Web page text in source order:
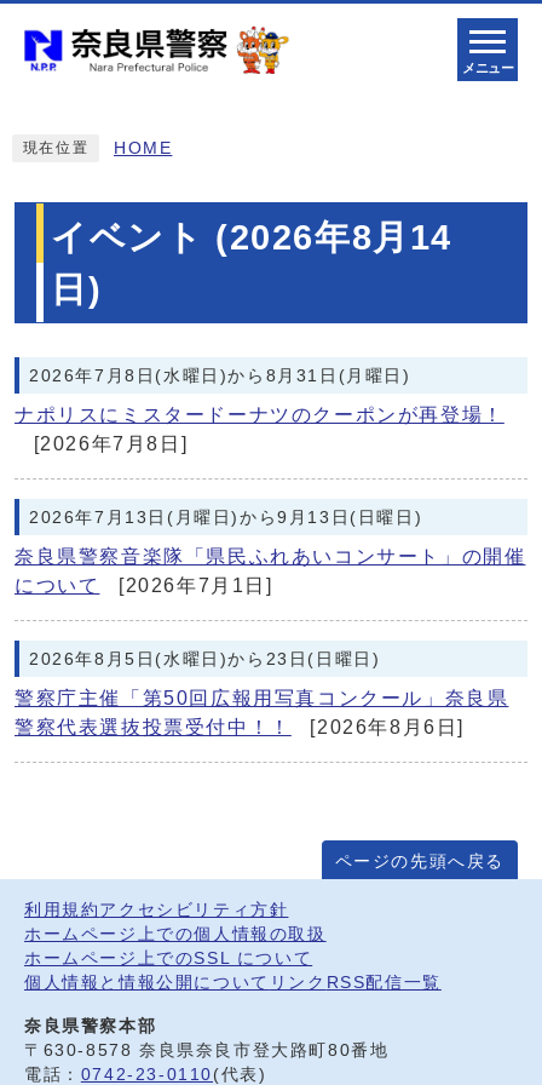
メニュー
現在位置 HOME
イベント (2026年8月14
日)
2026年7月8日(水曜日)から8月31日(月曜日)
ナポリスにミスタードーナツのクーポンが再登場！
[2026年7月8日]
2026年7月13日(月曜日)から9月13日(日曜日)
奈良県警察音楽隊「県民ふれあいコンサート」の開催
について
[2026年7月1日]
2026年8月5日(水曜日)から23日(日曜日)
警察庁主催「第50回広報用写真コンクール」奈良県
警察代表選抜投票受付中！！
[2026年8月6日]
ページの先頭へ戻る
利用規約 アクセシビリティ方針
ホームページ上での個人情報の取扱
ホームページ上でのSSL について
個人情報と情報公開について リンク RSS配信一覧
奈良県警察本部
〒630-8578 奈良県奈良市登大路町80番地
電話： 0742-23-0110 (代表)